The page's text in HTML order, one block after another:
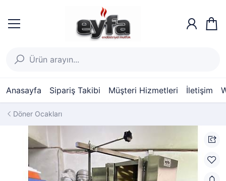
Anasayfa Sipariş Takibi Müşteri Hizmetleri İletişim
Döner Ocakları